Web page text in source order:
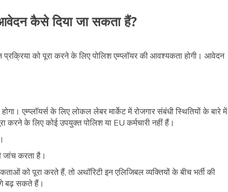
कैसे दिया जा सकता हैं?
को पूरा करने के लिए पोलिश एम्प्लॉयर की आवश्यकता होगी। आवेदन
एम्प्लॉयर्स के लिए लोकल लेबर मार्केट में रोजगार संबंधी स्थितियों के बारे में
के लिए कोई उपयुक्त पोलिश या EU कर्मचारी नहीं हैं।
जांच करता है।
को पूरा करते हैं, तो अथॉरिटी इन एलिजिबल व्यक्तियों के बीच भर्ती की
बढ़ सकते हैं।